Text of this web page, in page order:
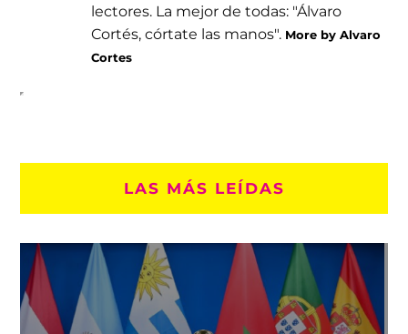
lectores. La mejor de todas: "Álvaro
Cortés, córtate las manos". More by Alvaro
Cortes
LAS MÁS LEÍDAS